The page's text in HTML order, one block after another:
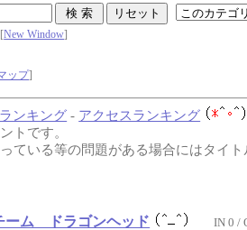
New Window]
ップ]
ンキング - アクセスランキング
トです。
ている等の問題がある場合にはタイト
ーム ドラゴンヘッド IN 0 /